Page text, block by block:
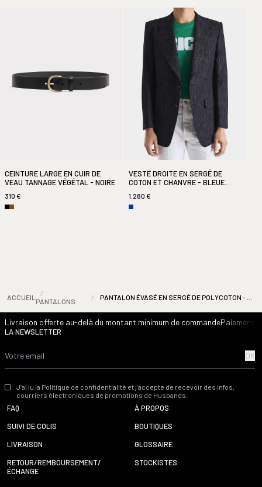
CEINTURE LARGE EN CUIR DE
VEAU TANNAGE VÉGÉTAL - NOIRE
310 €
VESTE DROITE EN SERGÉ DE
COTON ET CHANVRE - BLEUE
1.280 €
ACCUEIL
/
PANTALONS
/ PANTALON ÉVASÉ EN SERGÉ DE POLYCOTON - NOIR
Livraison offerte au-delà du montant minimum de commandePaiement
LA NEWSLETTER
OK
J’ai lu la Politique de confidentialité et j’accepte de recevoir des infos,
courriers électroniques de promotions de Husbands.
FAQ
SUIVI DE COLIS
LIVRAISON
RETOUR/REMBOURSEMENT/
ÉCHANGE
À PROPOS
BOUTIQUES
GLOSSAIRE
STOCKISTES